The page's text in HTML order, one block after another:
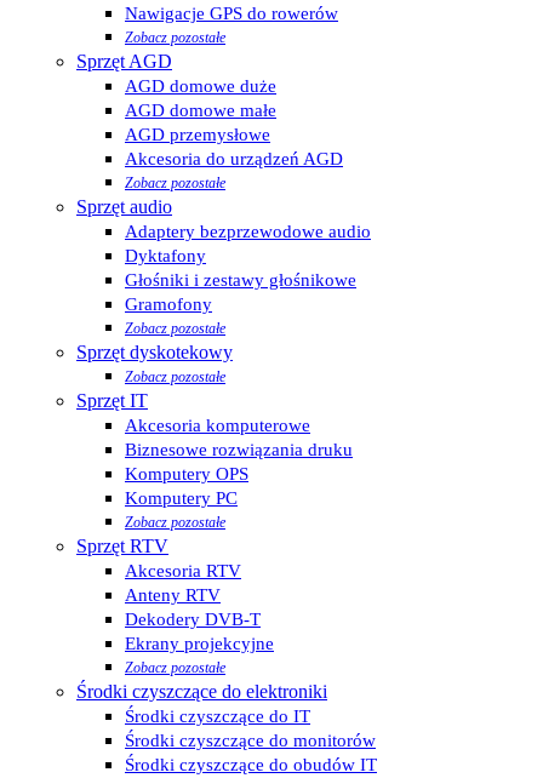
Nawigacje GPS do rowerów
Zobacz pozostałe
Sprzęt AGD
AGD domowe duże
AGD domowe małe
AGD przemysłowe
Akcesoria do urządzeń AGD
Zobacz pozostałe
Sprzęt audio
Adaptery bezprzewodowe audio
Dyktafony
Głośniki i zestawy głośnikowe
Gramofony
Zobacz pozostałe
Sprzęt dyskotekowy
Zobacz pozostałe
Sprzęt IT
Akcesoria komputerowe
Biznesowe rozwiązania druku
Komputery OPS
Komputery PC
Zobacz pozostałe
Sprzęt RTV
Akcesoria RTV
Anteny RTV
Dekodery DVB-T
Ekrany projekcyjne
Zobacz pozostałe
Środki czyszczące do elektroniki
Środki czyszczące do IT
Środki czyszczące do monitorów
Środki czyszczące do obudów IT